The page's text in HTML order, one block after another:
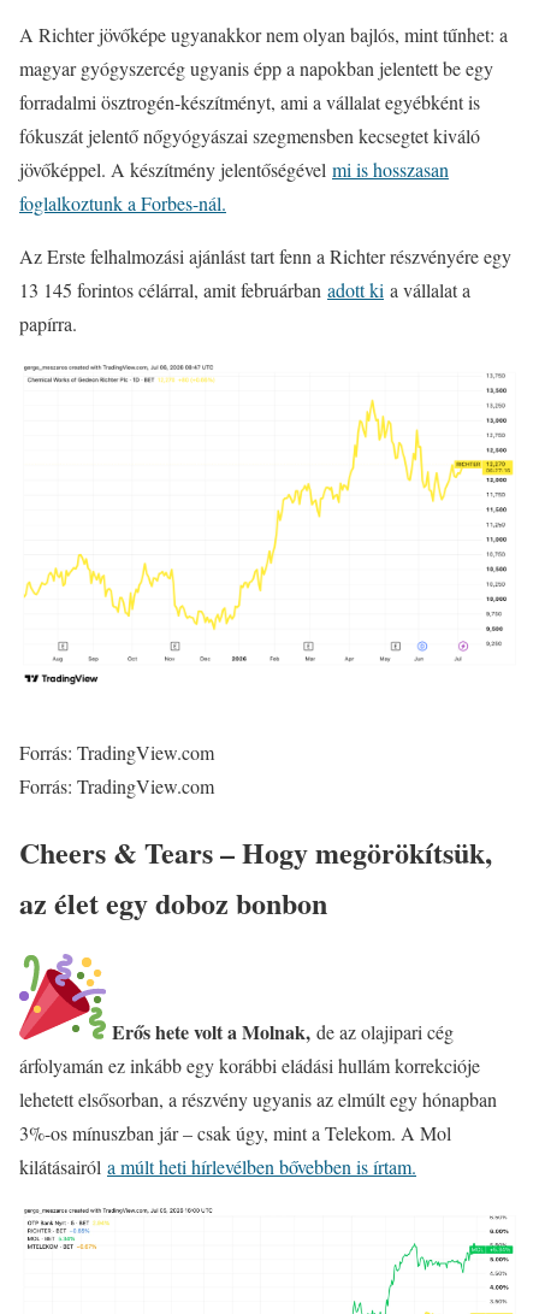
A Richter jövőképe ugyanakkor nem olyan bajlós, mint tűnhet: a
magyar gyógyszercég ugyanis épp a napokban jelentett be egy
forradalmi ösztrogén-készítményt, ami a vállalat egyébként is
fókuszát jelentő nőgyógyászai szegmensben kecsegtet kiváló
jövőképpel. A készítmény jelentőségével mi is hosszasan
foglalkoztunk a Forbes-nál.
Az Erste felhalmozási ajánlást tart fenn a Richter részvényére egy
13 145 forintos célárral, amit februárban adott ki a vállalat a
papírra.
Forrás: TradingView.com
Forrás: TradingView.com
Cheers & Tears – Hogy megörökítsük,
az élet egy doboz bonbon
Erős hete volt a Molnak, de az olajipari cég
árfolyamán ez inkább egy korábbi eládási hullám korrekcióje
lehetett elsősorban, a részvény ugyanis az elmúlt egy hónapban
3%-os mínuszban jár – csak úgy, mint a Telekom. A Mol
kilátásairól a múlt heti hírlevélben bővebben is írtam.